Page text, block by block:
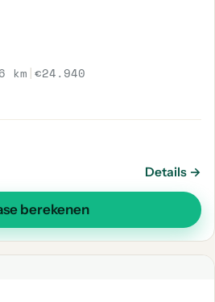
km |€24.940
Details →
berekenen